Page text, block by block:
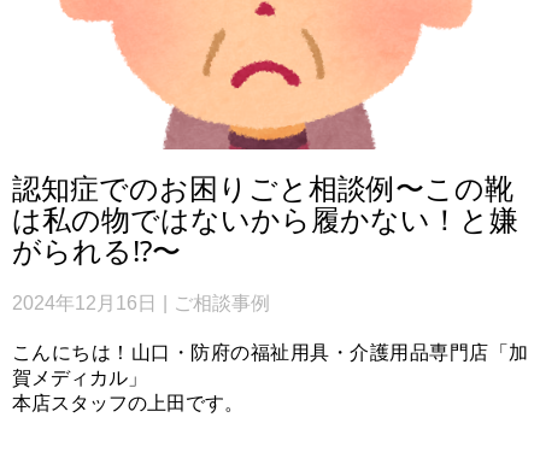
認知症でのお困りごと相談例〜この靴
は私の物ではないから履かない！と嫌
がられる⁉〜
2024年12月16日 ご相談事例
こんにちは！山口・防府の福祉用具・介護用品専門店「加
賀メディカル」
本店スタッフの上田です。